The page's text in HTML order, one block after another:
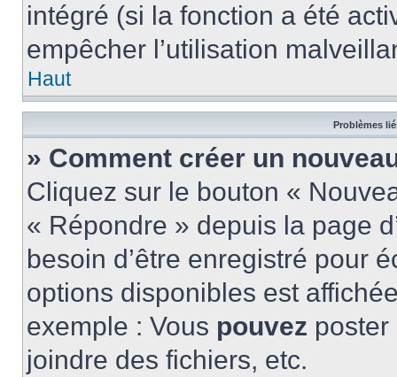
intégré (si la fonction a été
empêcher l’utilisation
Haut
Problèmes
» Comment créer un
Cliquez sur le bouton «
« Répondre » depuis la page
besoin d’être enregistré pour
options disponibles est
exemple : Vous pouvez
joindre des fichiers, etc.